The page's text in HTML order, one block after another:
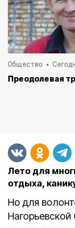
Общество
Преодолевая
Лето для
отдыха,
Но для